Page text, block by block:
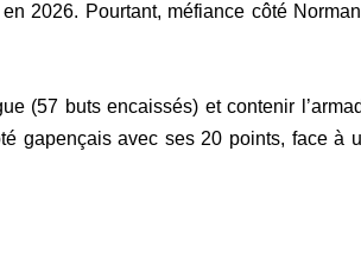
2026. Pourtant, méfiance côté
(57 buts encaissés) et contenir
gapençais avec ses 20 points, face à